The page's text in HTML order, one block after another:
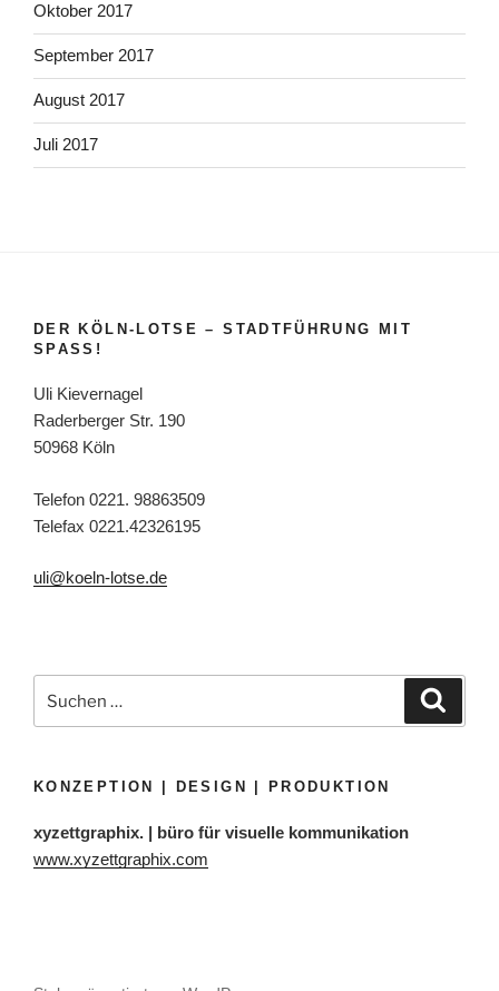
Oktober 2017
September 2017
August 2017
Juli 2017
DER KÖLN-LOTSE – STADTFÜHRUNG MIT
SPASS!
Uli Kievernagel
Raderberger Str. 190
50968 Köln
Telefon 0221. 98863509
Telefax 0221.42326195
uli@koeln-lotse.de
nach:
KONZEPTION | DESIGN | PRODUKTION
xyzettgraphix. | büro für visuelle kommunikation
www.xyzettgraphix.com